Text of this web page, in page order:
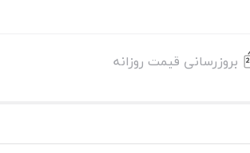
بروزرسانی قیمت روزانه